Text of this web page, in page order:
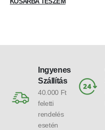
Ingyenes
Szállítás
40.000 Ft
feletti
rendelés
esetén